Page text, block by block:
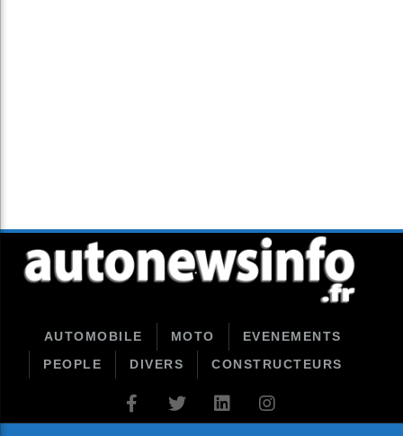
AUTOMOBILE MOTO
EVENEMENTS
PEOPLE
DIVERS CONSTRUCTEURS